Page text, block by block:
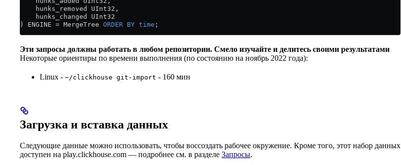
    hunks_removed UInt32,
    hunks_changed UInt32
) ENGINE = MergeTree ORDER BY time ;
Эти запросы должны работать в любом репозитории. Смело изучайте и делитесь своими результатами
Некоторые ориентиры по времени выполнения (по состоянию на ноябрь 2022 года):
Linux - ~/clickhouse git-import - 160 мин
Загрузка и вставка данных
Следующие данные можно использовать, чтобы воссоздать рабочее окружение. Кроме того, этот набор данных
доступен на play.clickhouse.com — подробнее см. в разделе Запросы.